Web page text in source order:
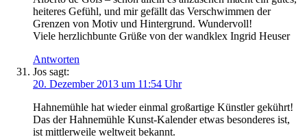
heiteres Gefühl, und mir gefällt das Verschwimmen der
Grenzen von Motiv und Hintergrund. Wundervoll!
Viele herzlichbunte Grüße von der wandklex Ingrid Heuser
Antworten
Jos sagt:
20. Dezember 2013 um 11:54 Uhr
Hahnemühle hat wieder einmal großartige Künstler gekührt!
Das der Hahnemühle Kunst-Kalender etwas besonderes ist,
ist mittlerweile weltweit bekannt.